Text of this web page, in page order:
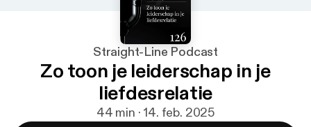
Straight-Line Podcast
Zo toon je leiderschap in je
liefdesrelatie
44 min · 14. feb. 2025